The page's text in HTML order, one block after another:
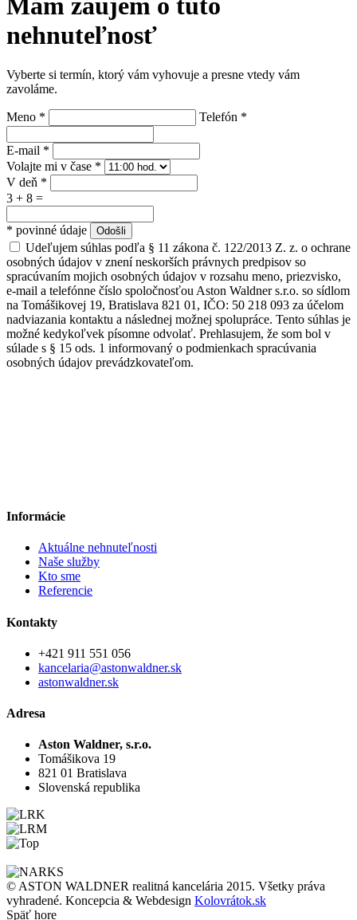
Mám záujem o túto
nehnuteľnosť
Vyberte si termín, ktorý vám vyhovuje a presne vtedy vám
zavoláme.
Meno * Telefón *
E-mail *
Volajte mi v čase *
V deň *
3 + 8 =
* povinné údaje
Udeľujem súhlas podľa § 11 zákona č. 122/2013 Z. z. o ochrane
osobných údajov v znení neskorších právnych predpisov so
spracúvaním mojich osobných údajov v rozsahu meno, priezvisko,
e-mail a telefónne číslo spoločnosťou Aston Waldner s.r.o. so sídlom
na Tomášikovej 19, Bratislava 821 01, IČO: 50 218 093 za účelom
nadviazania kontaktu a následnej možnej spolupráce. Tento súhlas je
možné kedykoľvek písomne odvolať. Prehlasujem, že som bol v
súlade s § 15 ods. 1 informovaný o podmienkach spracúvania
osobných údajov prevádzkovateľom.
Informácie
Aktuálne nehnuteľnosti
Naše služby
Kto sme
Referencie
Kontakty
+421 911 551 056
kancelaria@astonwaldner.sk
astonwaldner.sk
Adresa
Aston Waldner, s.r.o.
Tomášikova 19
821 01 Bratislava
Slovenská republika
© ASTON WALDNER realitná kancelária 2015. Všetky práva
vyhradené. Koncepcia & Webdesign Kolovrátok.sk
Späť hore